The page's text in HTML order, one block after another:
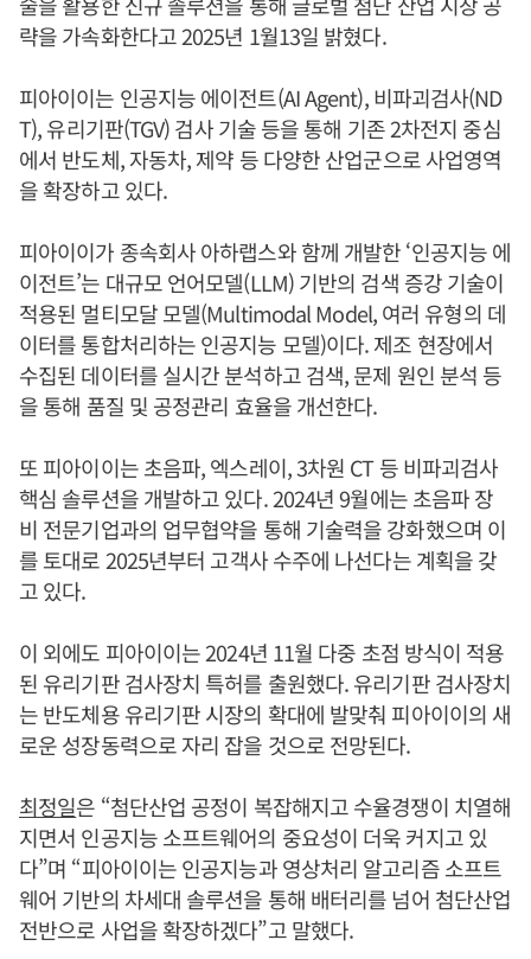
략을 가속화한다고 2025년 1월13일 밝혔다.
피아이이는 인공지능 에이전트(AI Agent), 비파괴검사(ND
T), 유리기판(TGV) 검사 기술 등을 통해 기존 2차전지 중심
에서 반도체, 자동차, 제약 등 다양한 산업군으로 사업영역
을 확장하고 있다.
피아이이가 종속회사 아하랩스와 함께 개발한 ‘인공지능 에
이전트’는 대규모 언어모델(LLM) 기반의 검색 증강 기술이
적용된 멀티모달 모델(Multimodal Model, 여러 유형의 데
이터를 통합처리하는 인공지능 모델)이다. 제조 현장에서
수집된 데이터를 실시간 분석하고 검색, 문제 원인 분석 등
을 통해 품질 및 공정관리 효율을 개선한다.
또 피아이이는 초음파, 엑스레이, 3차원 CT 등 비파괴검사
핵심 솔루션을 개발하고 있다. 2024년 9월에는 초음파 장
비 전문기업과의 업무협약을 통해 기술력을 강화했으며 이
를 토대로 2025년부터 고객사 수주에 나선다는 계획을 갖
고 있다.
이 외에도 피아이이는 2024년 11월 다중 초점 방식이 적용
된 유리기판 검사장치 특허를 출원했다. 유리기판 검사장치
는 반도체용 유리기판 시장의 확대에 발맞춰 피아이이의 새
로운 성장동력으로 자리 잡을 것으로 전망된다.
최정일은 “첨단산업 공정이 복잡해지고 수율경쟁이 치열해
지면서 인공지능 소프트웨어의 중요성이 더욱 커지고 있
다”며 “피아이이는 인공지능과 영상처리 알고리즘 소프트
웨어 기반의 차세대 솔루션을 통해 배터리를 넘어 첨단산업
전반으로 사업을 확장하겠다”고 말했다.